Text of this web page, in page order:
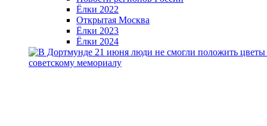
Ёлки 2022
Открытая Москва
Ёлки 2023
Ёлки 2024